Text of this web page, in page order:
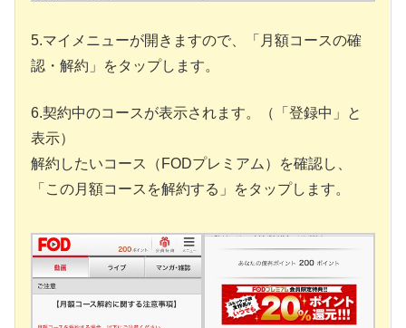
5.マイメニューが開きますので、「月額コースの確
認・解約」をタップします。
6.契約中のコースが表示されます。（「登録中」と
表示）
解約したいコース（FODプレミアム）を確認し、
「この月額コースを解約する」をタップします。